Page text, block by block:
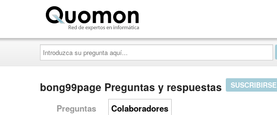
Introduzca
su
pregunta
aquí...
bong99page Preguntas y respuestas SUSCRIBIRSE
Preguntas Colaboradores